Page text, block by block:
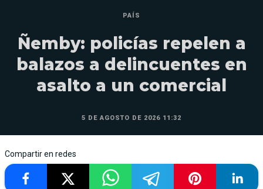
PAÍS
Ñemby: policías repelen a
balazos a delincuentes en
asalto a un comercial
5 DE AGOSTO DE 2026 11:32
Compartir en redes